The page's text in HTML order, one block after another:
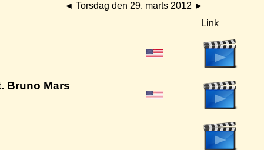
◄ Torsdag den 29. marts 2012 ►
Link
Bruno Mars